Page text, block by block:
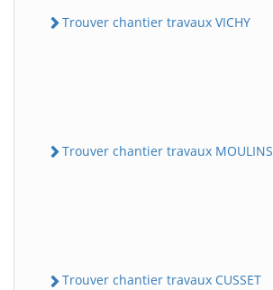
Trouver chantier travaux VICHY
Trouver chantier travaux MOULINS
Trouver chantier travaux CUSSET